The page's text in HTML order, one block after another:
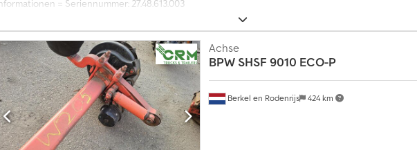
= Seriennummer: 27.48.613.003
Berkel en Rodenrijs 424 km
Achse
BPW SHSF 9010 ECO-P